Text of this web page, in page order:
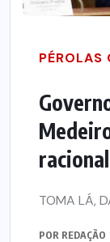
PÉROLAS
TOMA LÁ,
POR REDAÇÃO